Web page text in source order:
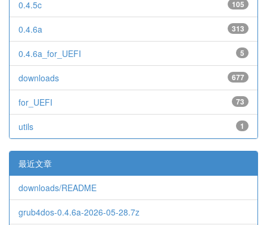
105
0.4.5c
313
0.4.6a
5
0.4.6a_for_UEFI
677
downloads
73
for_UEFI
1
utils
最近文章
downloads/README
grub4dos-0.4.6a-2026-05-28.7z